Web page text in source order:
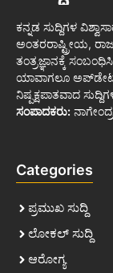
ಕನ್ನಡ ಸುದ್ದಿಗಳ
ಅಂತರರಾಷ್ಟ್ರೀಯ,
ತಂತ್ರಜ್ಞಾನಕ್ಕೆ
ಯಾವಾಗಲೂ ಅಪ್‌ಡೇಟ್
ನಿಷ್ಪಕ್ಷಪಾತವಾದ
ಸಂಪಾದಕರು:
Categories
ಪ್ರಮುಖ ಸುದ್ದಿ
ಲೋಕಲ್ ಸುದ್ದಿ
ಆರೋಗ್ಯ